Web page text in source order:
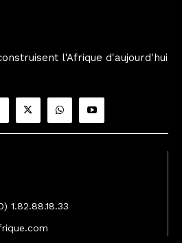
l'Afrique d'aujourd'hui
1.82.88.18.33